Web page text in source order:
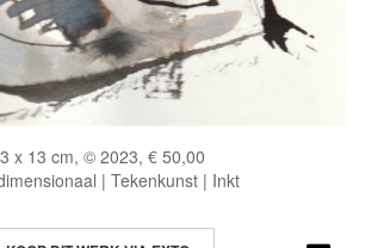
x 13 cm, © 2023, € 50,00
| Tekenkunst | Inkt